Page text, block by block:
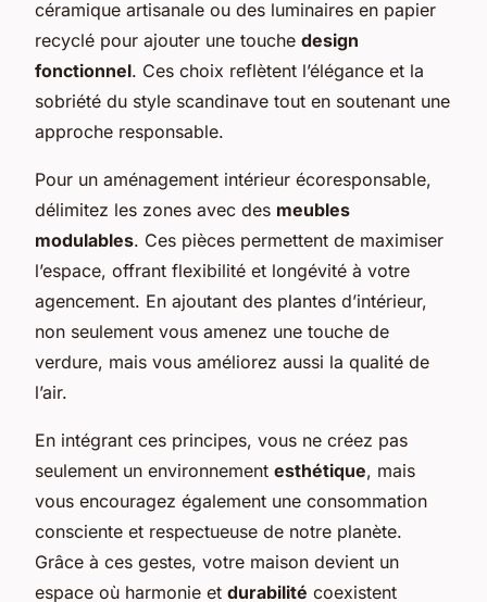
céramique artisanale ou des luminaires en papier
recyclé pour ajouter une touche design
fonctionnel. Ces choix reflètent l’élégance et la
sobriété du style scandinave tout en soutenant une
approche responsable.
Pour un aménagement intérieur écoresponsable,
délimitez les zones avec des meubles
modulables. Ces pièces permettent de maximiser
l’espace, offrant flexibilité et longévité à votre
agencement. En ajoutant des plantes d’intérieur,
non seulement vous amenez une touche de
verdure, mais vous améliorez aussi la qualité de
l’air.
En intégrant ces principes, vous ne créez pas
seulement un environnement esthétique, mais
vous encouragez également une consommation
consciente et respectueuse de notre planète.
Grâce à ces gestes, votre maison devient un
espace où harmonie et durabilité coexistent